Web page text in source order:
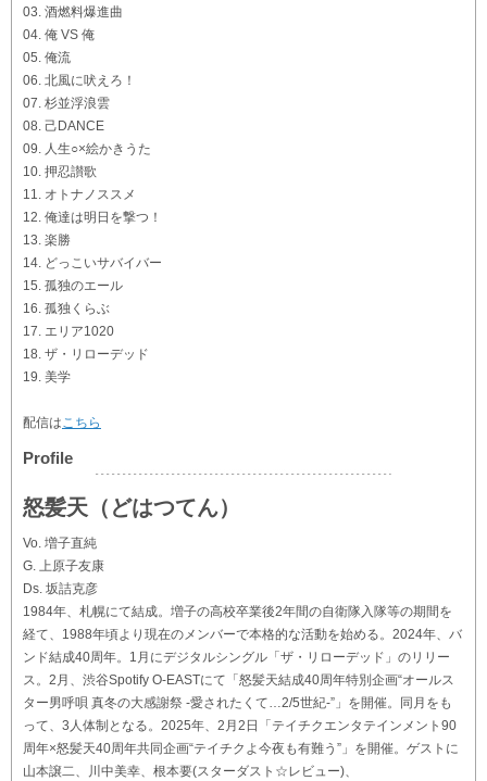
03. 酒燃料爆進曲
04. 俺 VS 俺
05. 俺流
06. 北風に吠えろ！
07. 杉並浮浪雲
08. 己DANCE
09. 人生○×絵かきうた
10. 押忍讃歌
11. オトナノススメ
12. 俺達は明日を撃つ！
13. 楽勝
14. どっこいサバイバー
15. 孤独のエール
16. 孤独くらぶ
17. エリア1020
18. ザ・リローデッド
19. 美学
配信はこちら
Profile
怒髪天（どはつてん）
Vo. 増子直純
G. 上原子友康
Ds. 坂詰克彦
1984年、札幌にて結成。増子の高校卒業後2年間の自衛隊入隊等の期間を
経て、1988年頃より現在のメンバーで本格的な活動を始める。2024年、バ
ンド結成40周年。1月にデジタルシングル「ザ・リローデッド」のリリー
ス。2月、渋谷Spotify O-EASTにて「怒髪天結成40周年特別企画“オールス
ター男呼唄 真冬の大感謝祭 -愛されたくて…2/5世紀-”」を開催。同月をも
って、3人体制となる。2025年、2月2日「テイチクエンタテインメント90
周年×怒髪天40周年共同企画“テイチクよ今夜も有難う”」を開催。ゲストに
山本譲二、川中美幸、根本要(スターダスト☆レビュー)、